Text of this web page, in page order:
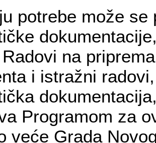
potrebe može
na
i istražni
Programom za
veće Grada